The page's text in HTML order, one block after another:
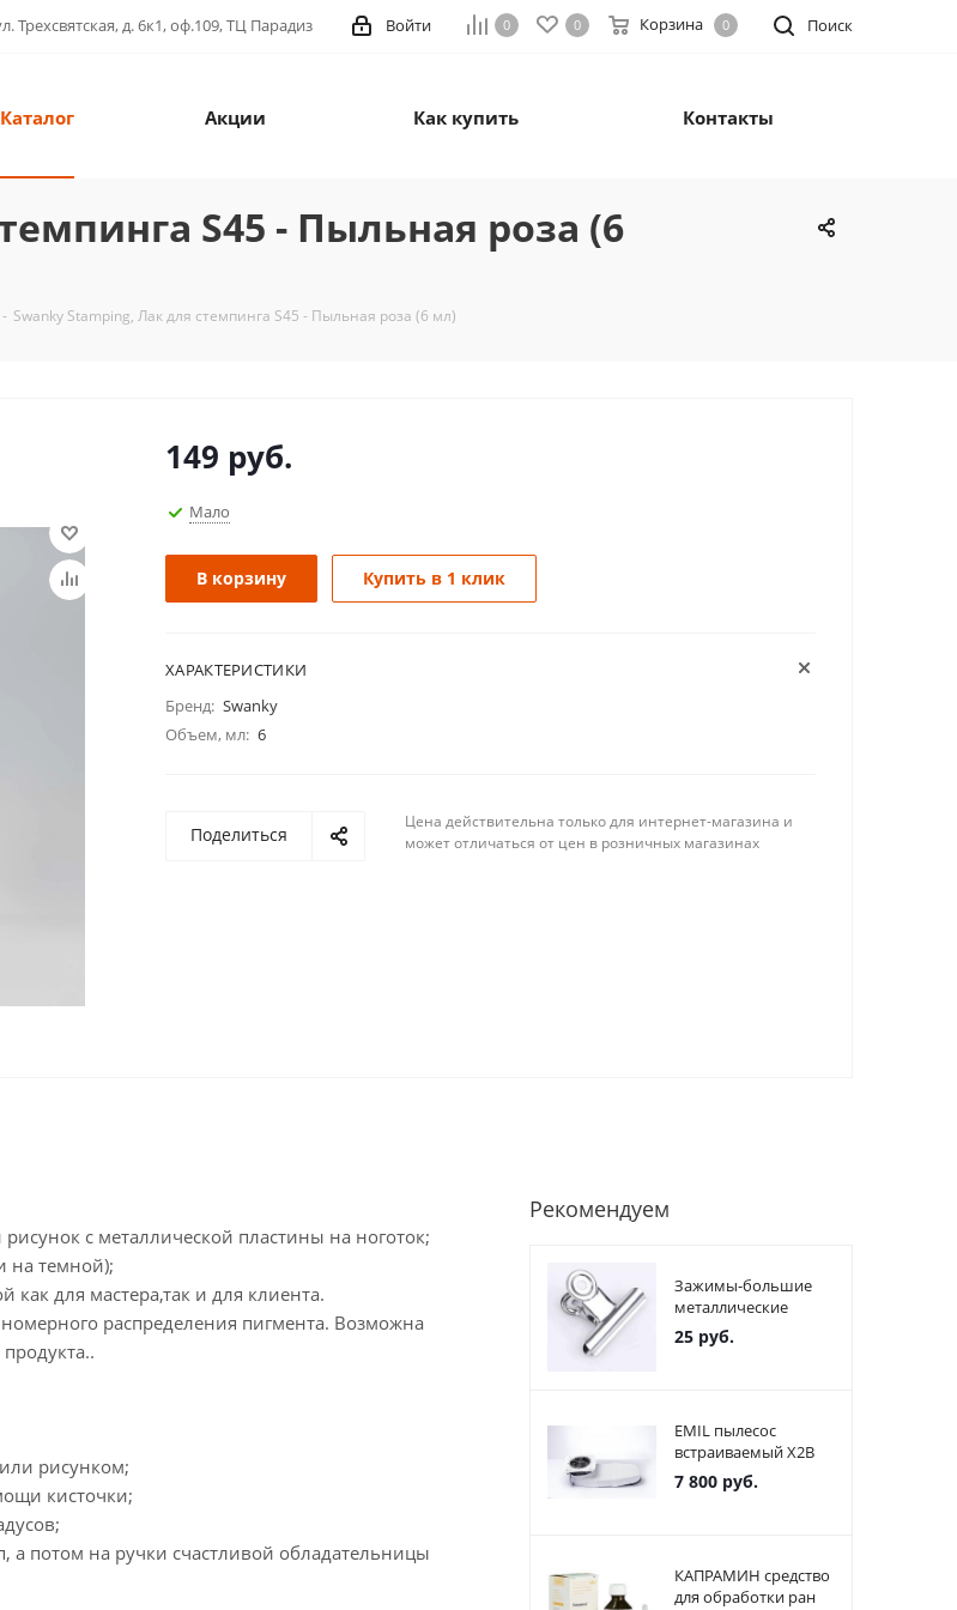
Трехсвятская, д. 6к1, оф.109, ТЦ Парадиз Поиск
0 0 Корзина 0
Войти
Каталог Акции Как купить Контакты
S45 - Пыльная роза (6
- Swanky Stamping, Лак для стемпинга S45 - Пыльная роза (6 мл)
149 руб.
Мало
В корзину Купить в 1 клик
ХАРАКТЕРИСТИКИ
Бренд: Swanky
Объем, мл: 6
Поделиться
Цена действительна только для интернет-магазина и
может отличаться от цен в розничных магазинах
с металлической пластины на ноготок;
на темной);
для мастера,так и для клиента.
распределения пигмента. Возможна
рисунком;
кисточки;
потом на ручки счастливой обладательницы
Рекомендуем
Зажимы-большие
металлические
25 руб.
EMIL пылесос
встраиваемый X2В
7 800 руб.
КАПРАМИН средство
для обработки ран